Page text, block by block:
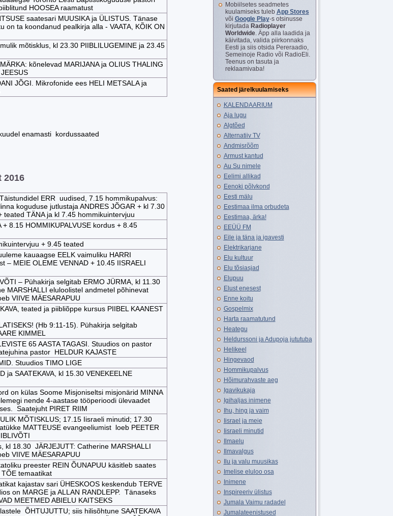
HOOSEA raamatust
saatesari MUUSIKA ja ÜLISTUS. Tänase
on ta koondanud pealkirja alla - VAATA, KÕIK ON
mõtisklus, kl 23.30 PIIBLILUGEMINE ja 23.45
kõnelevad MARIJANA ja OLIUS THALING
JÕGI. Mikrofonide ees HELI METSALA ja
enamasti kordussaated
2016
ERR uudised, 7.15 hommikupalvus:
koguduse jutlustaja ANDRES JÕGAR + kl 7.30
teated TÄNA ja kl 7.45 hommikuintervjuu
+ 8.15 HOMMIKUPALVUSE kordus + 8.45
+ 9.45 teated
kauaagse EELK vaimuliku HARRI
– MEIE OLEME VENNAD + 10.45 IISRAELI
– Pühakirja selgitab ERMO JÜRMA, kl 11.30
MARSHALLI eluloolistel andmetel põhinevat
VIIVE MÄESARAPUU
teated ja piibliõppe kursus PIIBEL KAANEST
(Hb 9:11-15). Pühakirja selgitab
KIMMEL
65 AASTA TAGASI. Stuudios on pastor
pastor HELDUR KAJASTE
Stuudios TIMO LIGE
ja SAATEKAVA, kl 15.30 VENEKEELNE
on külas Soome Misjoniseltsi misjonärid MINNA
nende 4-aastase tööperioodi ülevaadet
Saatejuht PIRET RIIM
MÕTISKLUS; 17.15 Iisraeli minutid; 17.30
MATTEUSE evangeeliumist loeb PEETER
kl 18.30 JÄRJEJUTT: Catherine MARSHALLI
VIIVE MÄESARAPUU
preester REIN ÕUNAPUU käsitleb saates
temaatikat
kajastav sari ÜHESKOOS keskendub TERVE
on MARGE ja ALLAN RANDLEPP. Tänaseks
MEETMED ABIELU KAITSEKS
ÕHTUJUTTU; siis hilisõhtune SAATEKAVA
Mobiilsetes seadmetes
kuulamiseks tuleb App Stores
või Google Play-s otsinusse
kirjutada Radioplayer
Worldwide. Äpp alla laadida ja
käivitada, valida piirkonnaks
Eesti ja siis otsida Pereraadio,
Semeinoje Radio või RadioEli.
Teenus on tasuta ja
reklaamivaba!
Saated järelkuulamiseks
KALENDAARIUM
Aja lugu
Algtõed
Alternatiiv TV
Andmisrõõm
Armust kantud
Au Su nimele
Eelimi allikad
Eenoki põlvkond
Eesti mälu
Eestimaa ilma orbudeta
Eestimaa, ärka!
EEÜÜ FM
Eile ja täna ja igavesti
Elektrikarjane
Elu kultuur
Elu tõsiasjad
Elupuu
Elust enesest
Enne koitu
Gospelmix
Harta raamatutund
Heategu
Heldurssoni ja Adupoja jututuba
Helikeel
Hingevaod
Hommikupalvus
Hõimurahvaste aeg
Igavikukaja
Igihaljas inimene
Ihu, hing ja vaim
Iisrael ja meie
Iisraeli minutid
Ilmaelu
Ilmavalgus
Ilu ja valu muusikas
Imelise eluloo osa
Inimene
Inspireeriv ülistus
Jumala Vaimu radadel
Jumalateenistused